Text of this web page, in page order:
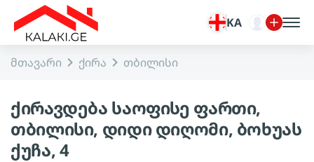
KA
მთავარი ქირა თბილისი
ქირავდება საოფისე ფართი,
თბილისი, დიდი დიღომი, ბოხუას
ქუჩა, 4